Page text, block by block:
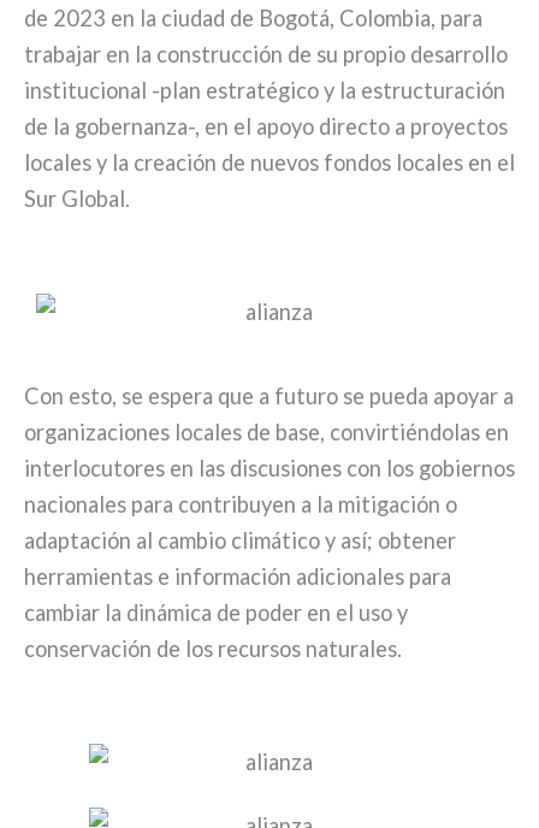
de 2023 en la ciudad de Bogotá, Colombia, para
trabajar en la construcción de su propio desarrollo
institucional -plan estratégico y la estructuración
de la gobernanza-, en el apoyo directo a proyectos
locales y la creación de nuevos fondos locales en el
Sur Global.
Con esto, se espera que a futuro se pueda apoyar a
organizaciones locales de base, convirtiéndolas en
interlocutores en las discusiones con los gobiernos
nacionales para contribuyen a la mitigación o
adaptación al cambio climático y así; obtener
herramientas e información adicionales para
cambiar la dinámica de poder en el uso y
conservación de los recursos naturales.